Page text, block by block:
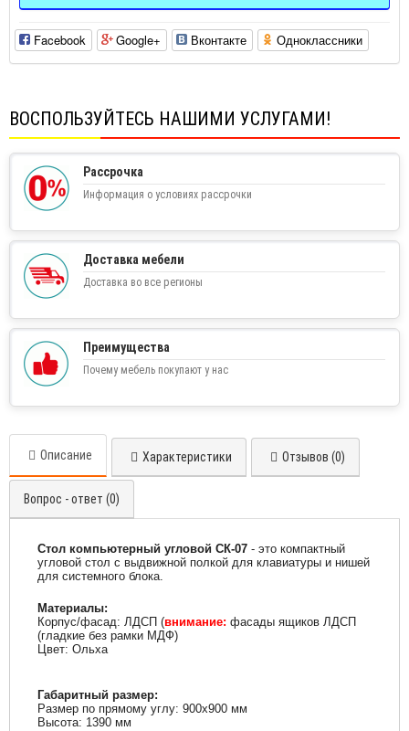
Facebook Google+ Вконтакте Одноклассники
ВОСПОЛЬЗУЙТЕСЬ НАШИМИ УСЛУГАМИ!
Рассрочка
Информация о условиях рассрочки
Доставка мебели
Доставка во все регионы
Преимущества
Почему мебель покупают у нас
Описание Характеристики Отзывов (0)
Вопрос - ответ (0)
Стол компьютерный угловой СК-07 - это компактный
угловой стол с выдвижной полкой для клавиатуры и нишей
для системного блока.
Материалы:
Корпус/фасад: ЛДСП (внимание: фасады ящиков ЛДСП
(гладкие без рамки МДФ)
Цвет: Ольха
Габаритный размер:
Размер по прямому углу: 900х900 мм
Высота: 1390 мм